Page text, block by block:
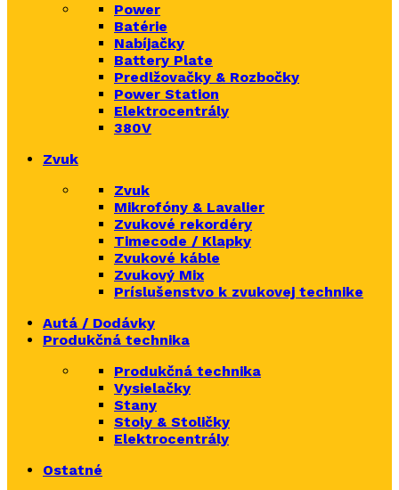
Power
Batérie
Nabíjačky
Battery Plate
Predlžovačky & Rozbočky
Power Station
Elektrocentrály
380V
Zvuk
Zvuk
Mikrofóny & Lavalier
Zvukové rekordéry
Timecode / Klapky
Zvukové káble
Zvukový Mix
Príslušenstvo k zvukovej technike
Autá / Dodávky
Produkčná technika
Produkčná technika
Vysielačky
Stany
Stoly & Stoličky
Elektrocentrály
Ostatné